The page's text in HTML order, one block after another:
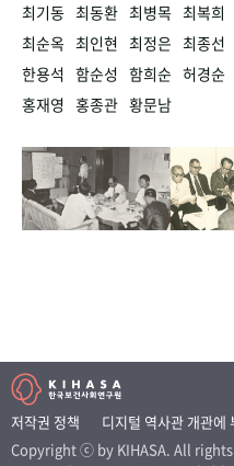
최기동 최동환 최병목 최복희
최순옥 최인현 최정은 최종선
한용석 함순성 함희순 허경순
홍재영 홍종관 황문남
저작권 정책 디지털 역사관 개관에
Copyright ⓒ by KIHASA. All rights